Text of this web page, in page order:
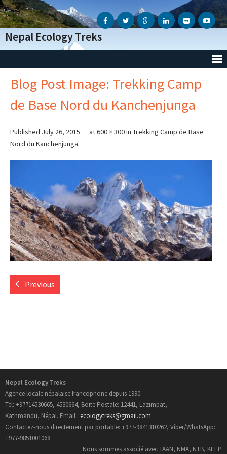
Nepal Ecology Treks
Accueil
L’Agence
- Notre Agence
- Avis des voyageurs
- Informations Génèrales
- Conditions Génèrales
- Informations Pratiques
- Carte du Népal
- Trekking au Langtang
- Trekking de l’Everest
- Trekking au Manaslu
- Trekking au Mustang
Blog Post Image: Trekking Camp
de Base Nord du Kanchenjunga
Published July 26, 2015 at600 × 300in Trekking Camp de Base
Nord du Kanchenjunga
Previous
Nepal Ecology Treks
Agence locale népalaise francophone depuis 1990.
Tel: +97714530665, 4530664, Boite Postale: 12441, Lazimpat,
Kathmandu, Népal. Email : ecologytreks@gmail.com
Contactez-nous directement par portable: +977-9841310262, Viber/WhatsApp:
+977-9851001068
Nous sommes associé avec TAAN, NMA, NTB, KEEP